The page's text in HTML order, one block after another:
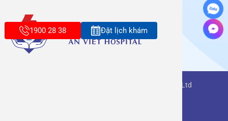
Copyright belongs to An Viet Thang Long Co., Ltd
1900 28 38 Đặt lịch khám